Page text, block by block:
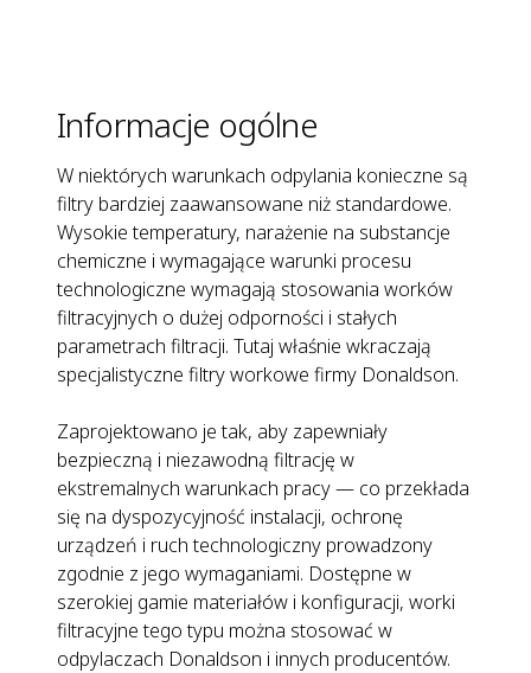
Informacje ogólne
W niektórych warunkach odpylania konieczne są
filtry bardziej zaawansowane niż standardowe.
Wysokie temperatury, narażenie na substancje
chemiczne i wymagające warunki procesu
technologiczne wymagają stosowania worków
filtracyjnych o dużej odporności i stałych
parametrach filtracji. Tutaj właśnie wkraczają
specjalistyczne filtry workowe firmy Donaldson.
Zaprojektowano je tak, aby zapewniały
bezpieczną i niezawodną filtrację w
ekstremalnych warunkach pracy — co przekłada
się na dyspozycyjność instalacji, ochronę
urządzeń i ruch technologiczny prowadzony
zgodnie z jego wymaganiami. Dostępne w
szerokiej gamie materiałów i konfiguracji, worki
filtracyjne tego typu można stosować w
odpylaczach Donaldson i innych producentów.